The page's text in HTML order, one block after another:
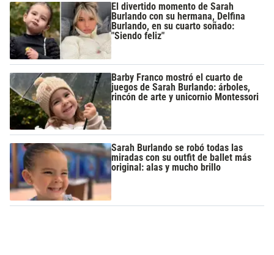
El divertido momento de Sarah
Burlando con su hermana, Delfina
Burlando, en su cuarto soñado:
"Siendo feliz"
Barby Franco mostró el cuarto de
juegos de Sarah Burlando: árboles,
rincón de arte y unicornio Montessori
Sarah Burlando se robó todas las
miradas con su outfit de ballet más
original: alas y mucho brillo